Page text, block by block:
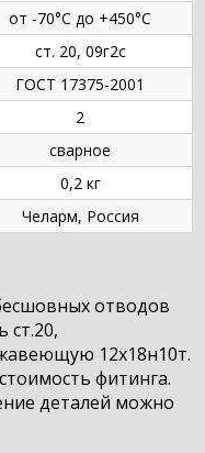
от -70°С до +450°С
ст. 20, 09г2с
ГОСТ 17375-2001
2
сварное
0,2 кг
Челарм, Россия
отводов
ст.20,
12х18н10т.
фитинга.
деталей можно